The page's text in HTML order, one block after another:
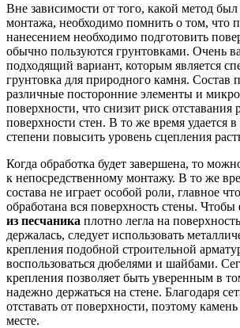
Вне зависимости от того, какой метод
монтажа, необходимо помнить о том, что
нанесением необходимо подготовить
обычно пользуются грунтовками. Очень
подходящий вариант, которым является
грунтовка для природного камня. Состав
различные посторонние элементы и
поверхности, что снизит риск отставания
поверхности стен. В то же время удается в
степени повысить уровень сцепления
Когда обработка будет завершена, то
к непосредственному монтажу. В то же
состава не играет особой роли, главное
обработана вся поверхность стены. Чтобы
из песчаника плотно легла на
держалась, следует использовать
крепления подобной строительной
воспользоваться дюбелями и шайбами.
крепления позволяет быть уверенным в
надежно держаться на стене. Благодаря
отставать от поверхности, поэтому
месте.